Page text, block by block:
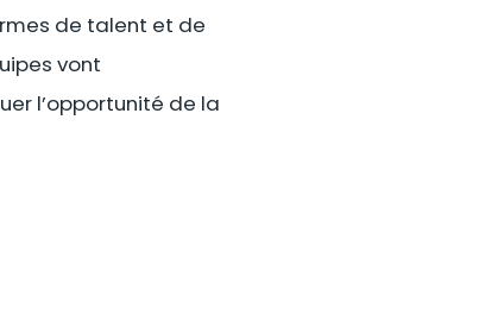
de talent et de
vont
l’opportunité de la